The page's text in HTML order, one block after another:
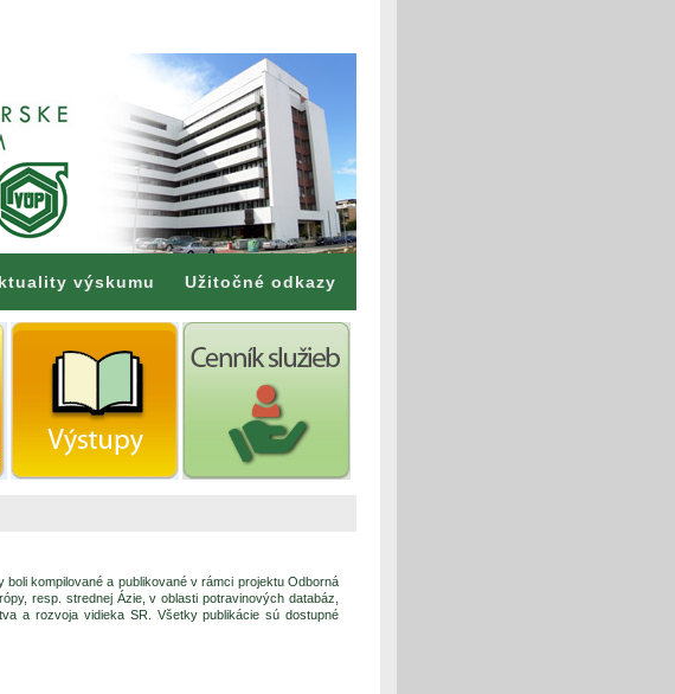
výskumu Užitočné odkazy
kompilované a publikované v rámci projektu Odborná
resp. strednej Ázie, v oblasti potravinových databáz,
a rozvoja vidieka SR. Všetky publikácie sú dostupné